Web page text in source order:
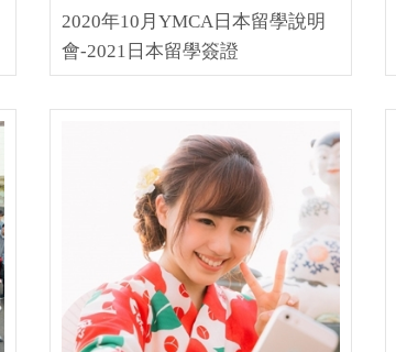
2020年10月YMCA日本留學說明
會-2021日本留學簽證